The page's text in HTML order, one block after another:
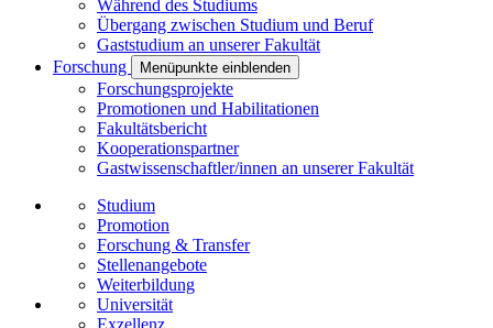
Während des Studiums
Übergang zwischen Studium und Beruf
Gaststudium an unserer Fakultät
Forschung
Menüpunkte einblenden
Forschungsprojekte
Promotionen und Habilitationen
Fakultätsbericht
Kooperationspartner
Gastwissenschaftler/innen an unserer Fakultät
Studium
Promotion
Forschung & Transfer
Stellenangebote
Weiterbildung
Universität
Exzellenz